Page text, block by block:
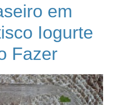
em
Iogurte
Fazer